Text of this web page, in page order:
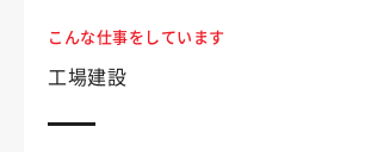
こんな仕事をしています
工場建設